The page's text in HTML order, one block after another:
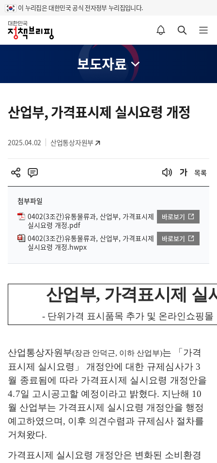
이 누리집은 대한민국 공식 전자정부 누리집입니다.
홈
알림설정 바로가기 검색 바로가기 메뉴 열기
보도자료
츠
역
산업부, 가격표시제 실시요령 개정
2025.04.02 산업통상자원부
목록
첨부파일
0402(3조간)유통물류과, 산업부, 가격표시제
실시요령 개정.pdf
바로보기
0402(3조간)유통물류과, 산업부, 가격표시제
실시요령 개정.hwpx
바로보기
산업부, 가격표시제 실
- 단위가격 표시품목 추가 및 온라인쇼핑
산업통상자원부(장관 안덕근, 이하 산업부)는 「 가격
표시제 실시요령 」 개정안에 대한 규제심사가 3
월 종료됨에 따라 가격표시제 실시요령 개정안을
4.7일 고시 공고할 예정이라고 밝혔다. 지난해 10
월 산업부는 가격표시제 실시요령 개정안을 행정
예고하였으며 , 이후 의견수렴과 규제심사 절차를
거쳐왔다.
가격표시제 실시요령 개정안은 변화된 소비환경